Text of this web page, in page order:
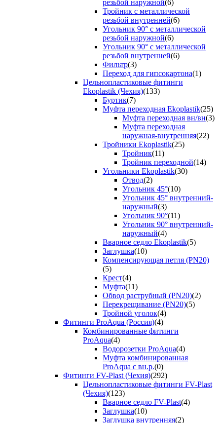
резьбой наружной(6)
Тройник с металлической
резьбой внутренней(6)
Угольник 90° с металлической
резьбой наружной(6)
Угольник 90° с металлической
резьбой внутренней(6)
Фильтр(3)
Переход для гипсокартона(1)
Цельнопластиковые фитинги
Ekoplastik (Чехия)(133)
Буртик(7)
Муфта переходная Ekoplastik(25)
Муфта переходная вн/вн(3)
Муфта переходная
наружная-внутренняя(22)
Тройники Ekoplastik(25)
Тройник(11)
Тройник переходной(14)
Угольники Ekoplastik(30)
Отвод(2)
Угольник 45°(10)
Угольник 45° внутренний-
наружный(3)
Угольник 90°(11)
Угольник 90° внутренний-
наружный(4)
Вварное седло Ekoplastik(5)
Заглушка(10)
Компенсирующая петля (PN20)
(5)
Крест(4)
Муфта(11)
Обвод раструбный (PN20)(2)
Перекрещивание (PN20)(5)
Тройной уголок(4)
Фитинги ProAqua (Россия)(4)
Комбинированные фитинги
ProAqua(4)
Водорозетки ProAqua(4)
Муфта комбинированная
ProAqua с вн.р.(0)
Фитинги FV-Plast (Чехия)(292)
Цельнопластиковые фитинги FV-Plast
(Чехия)(123)
Вварное седло FV-Plast(4)
Заглушка(10)
Заглушка внутренняя(2)